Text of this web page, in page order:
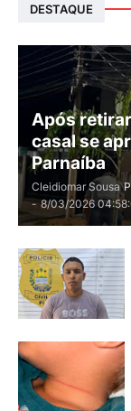
DESTAQUE
Após
casal se
Parnaíba
Cleidiomar Sousa
- 8/03/2026